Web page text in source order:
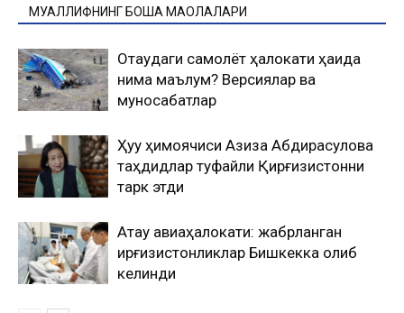
МУАЛЛИФНИНГ БОШҚА МАҚОЛАЛАРИ
Оқтаудаги самолёт ҳалокати ҳақида
нима маълум? Версиялар ва
муносабатлар
Ҳуқуқ ҳимоячиси Азиза Абдирасулова
таҳдидлар туфайли Қирғизистонни
тарк этди
Ақтау авиаҳалокати: жабрланган
қирғизистонликлар Бишкекка олиб
келинди